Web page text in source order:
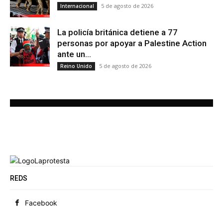
Internacional 5 de agosto de 2026
La policía británica detiene a 77
personas por apoyar a Palestine Action
ante un...
Reino Unido 5 de agosto de 2026
REDS
Facebook